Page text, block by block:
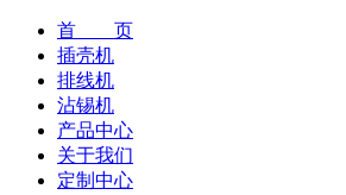
首 页
插壳机
排线机
沾锡机
产品中心
关于我们
定制中心